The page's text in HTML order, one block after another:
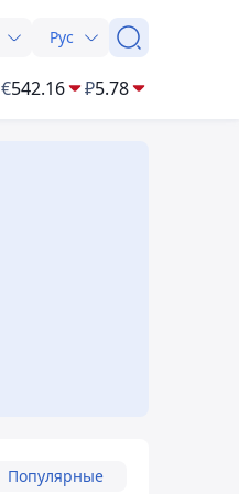
Рус
€542.16 ₽5.78
Популярные